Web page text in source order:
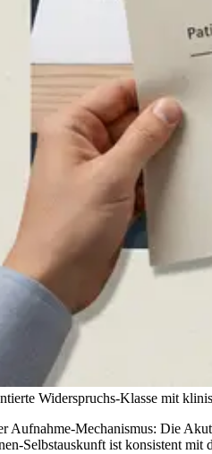
Widerspruchs-Klasse mit
Aufnahme-Mechanismus: Die
Selbstauskunft ist konsistent